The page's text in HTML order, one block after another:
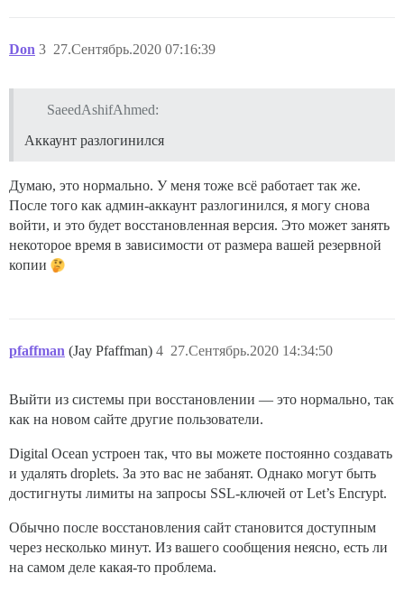
Don 27.Сентябрь.2020 07:16:39
3
SaeedAshifAhmed:
Аккаунт разлогинился
Думаю, это нормально. У меня тоже всё работает так же.
После того как админ-аккаунт разлогинился, я могу снова
войти, и это будет восстановленная версия. Это может занять
некоторое время в зависимости от размера вашей резервной
копии
pfaffman (Jay Pfaffman) 27.Сентябрь.2020 14:34:50
4
Выйти из системы при восстановлении — это нормально, так
как на новом сайте другие пользователи.
Digital Ocean устроен так, что вы можете постоянно создавать
и удалять droplets. За это вас не забанят. Однако могут быть
достигнуты лимиты на запросы SSL-ключей от Let’s Encrypt.
Обычно после восстановления сайт становится доступным
через несколько минут. Из вашего сообщения неясно, есть ли
на самом деле какая-то проблема.